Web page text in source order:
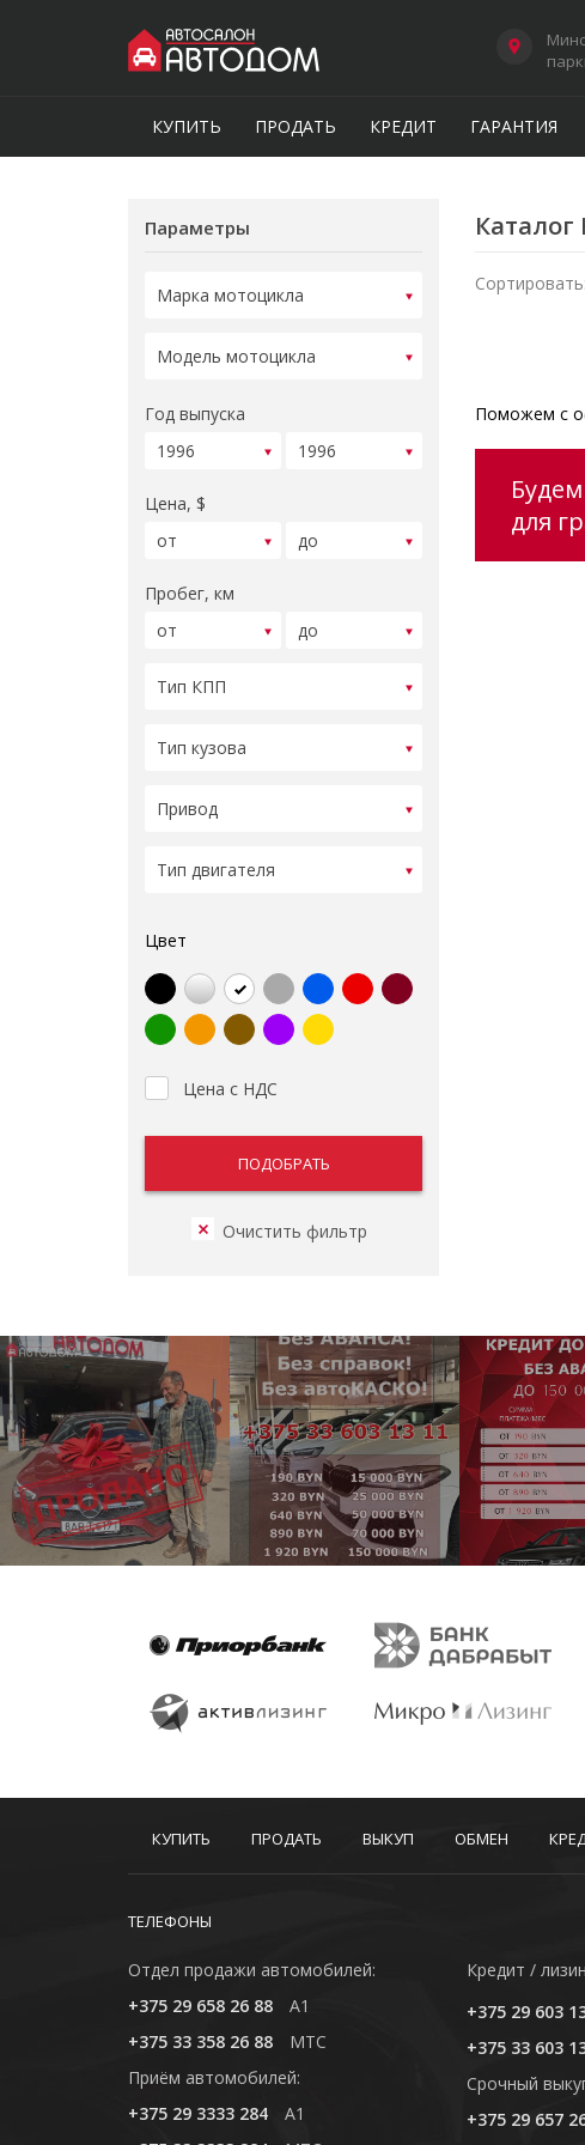
КУПИТЬ ПРОДАТЬ КРЕДИТ ГАРАНТИЯ
Параметры
Год выпуска
Цена, $
Пробег, км
Цвет
Цена с НДС
Каталог
Сортировать:
Поможем с
для
КУПИТЬ ПРОДАТЬ ВЫКУП ОБМЕН
ТЕЛЕФОНЫ
Отдел продажи автомобилей:
+375 29 658 26 88
A1
+375 33 358 26 88
MTC
Приём автомобилей:
+375 29 3333 284
A1
Кредит /
+375 29 603
+375 33 603
Cрочный
+375 29 657